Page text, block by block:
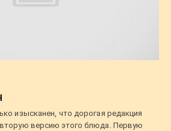
изысканен, что дорогая редакция
версию этого блюда. Первую